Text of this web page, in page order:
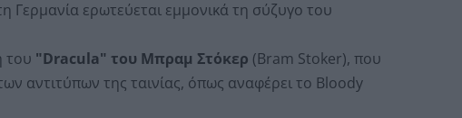
Γερμανία ερωτεύεται εμμονικά τη σύζυγο του
του "Dracula" του Μπραμ Στόκερ (Bram Stoker), που
αντιτύπων της ταινίας, όπως αναφέρει το Bloody